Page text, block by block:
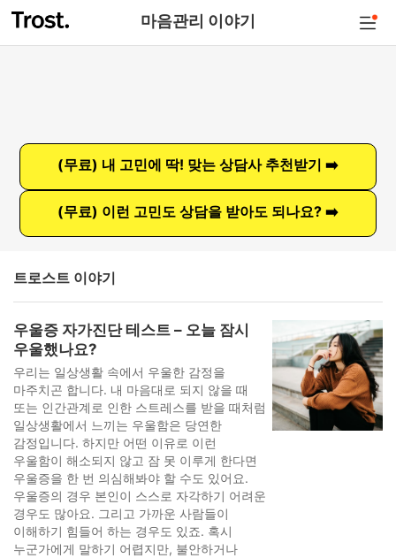
마음관리 이야기
(무료) 내 고민에 딱! 맞는 상담사 추천받기 ➡️
(무료) 이런 고민도 상담을 받아도 되나요? ➡️
트로스트 이야기
우울증 자가진단 테스트 – 오늘 잠시
우울했나요?
우리는 일상생활 속에서 우울한 감정을
마주치곤 합니다. 내 마음대로 되지 않을 때
또는 인간관계로 인한 스트레스를 받을 때처럼
일상생활에서 느끼는 우울함은 당연한
감정입니다. 하지만 어떤 이유로 이런
우울함이 해소되지 않고 잠 못 이루게 한다면
우울증을 한 번 의심해봐야 할 수도 있어요.
우울증의 경우 본인이 스스로 자각하기 어려운
경우도 많아요. 그리고 가까운 사람들이
이해하기 힘들어 하는 경우도 있죠. 혹시
누군가에게 말하기 어렵지만, 불안하거나